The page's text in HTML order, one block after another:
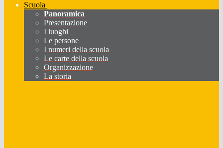
Scuola
Panoramica
Presentazione
I luoghi
Le persone
I numeri della scuola
Le carte della scuola
Organizzazione
La storia